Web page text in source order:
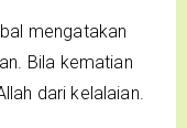
mengatakan
Bila kematian
dari kelalaian.